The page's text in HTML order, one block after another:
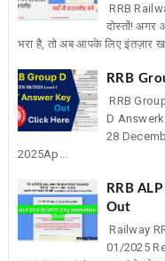
RRB
दोस्तों! अगर
भरा है, तो अब आपके लिए इंतज़ार
RRB
RRB
D
28
2025Ap...
RRB
Out
Railway
01/2025